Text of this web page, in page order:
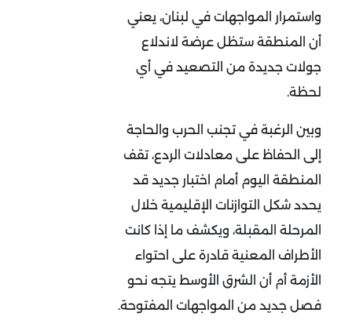
واستمرار المواجهات في لبنان، يعني
أن المنطقة ستظل عرضة لاندلاع
جولات جديدة من التصعيد في أي
لحظة.
وبين الرغبة في تجنب الحرب والحاجة
إلى الحفاظ على معادلات الردع، تقف
المنطقة اليوم أمام اختبار جديد قد
يحدد شكل التوازنات الإقليمية خلال
المرحلة المقبلة، ويكشف ما إذا كانت
الأطراف المعنية قادرة على احتواء
الأزمة أم أن الشرق الأوسط يتجه نحو
فصل جديد من المواجهات المفتوحة.